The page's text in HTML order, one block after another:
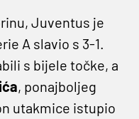
Juventus je
A slavio s 3-1.
s bijele točke, a
, ponajboljeg
utakmice istupio